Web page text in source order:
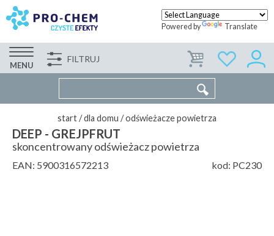
Powered by Translate
MENU
FILTRUJ WSPÓŁPRACA KONTAKT
start/dla domu /odświeżacze powietrza
DEEP - GREJPFRUT
skoncentrowany odświeżacz powietrza
EAN: 5900316572213 kod: PC230